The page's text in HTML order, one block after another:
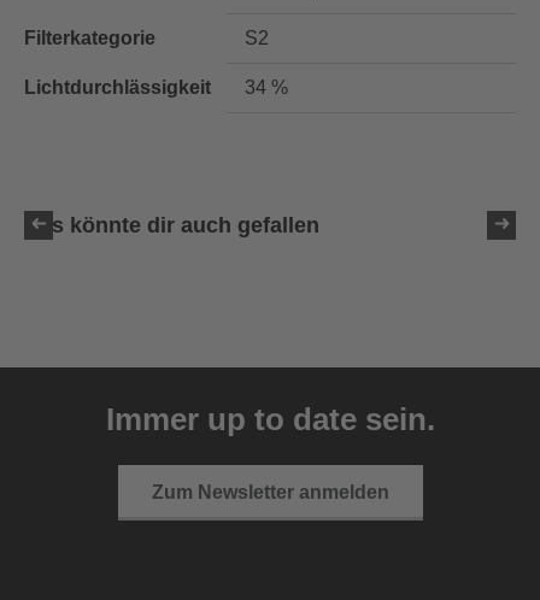
Filterkategorie S2
Lichtdurchlässigkeit 34 %
Das könnte dir auch gefallen
10 FarbvariantenImmer up to date sein.
Zum Newsletter anmelden